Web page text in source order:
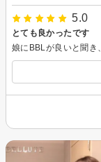
5.0
とても良かったです